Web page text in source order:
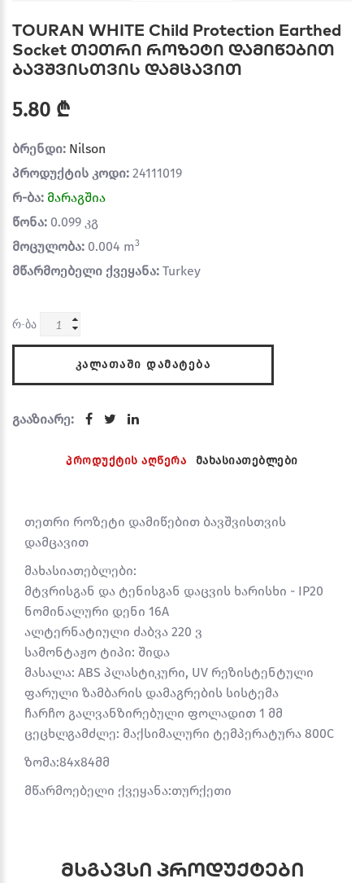
TOURAN WHITE Child Protection Earthed
Socket თეთრი როზეტი დამიწებით
ბავშვისთვის დამცავით
5.80 ₾
ბრენდი: Nilson
პროდუქტის კოდი: 24111019
რ-ბა: მარაგშია
წონა: 0.099 კგ
მოცულობა: 0.004 m3
მწარმოებელი ქვეყანა: Turkey
რ-ბა
ᲙᲐᲚᲐᲗᲐᲨᲘ ᲓᲐᲛᲐᲢᲔᲑᲐ
გააზიარე:
პროდუქტის აღწერა მახასიათებლები
თეთრი როზეტი დამიწებით ბავშვისთვის
დამცავით
მახასიათებლები:
მტვრისგან და ტენისგან დაცვის ხარისხი - IP20
ნომინალური დენი 16A
ალტერნატიული ძაბვა 220 ვ
სამონტაჟო ტიპი: შიდა
მასალა: ABS პლასტიკური, UV რეზისტენტული
ფარული ზამბარის დამაგრების სისტემა
ჩარჩო გალვანზირებული ფოლადით 1 მმ
ცეცხლგამძლე: მაქსიმალური ტემპერატურა 800C
ზომა:84x84მმ
მწარმოებელი ქვეყანა:თურქეთი
მსგავსი პროდუქტები